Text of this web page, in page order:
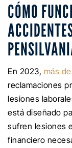
CÓMO
En 2023, más
reclamaciones
lesiones
está diseñado
sufren lesiones
financiero